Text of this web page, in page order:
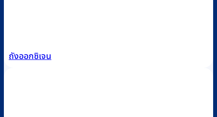
ถังออกซิเจน